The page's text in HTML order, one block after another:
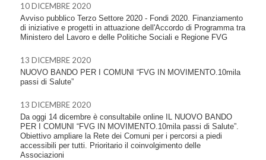
10 DICEMBRE 2020
Avviso pubblico Terzo Settore 2020 - Fondi 2020. Finanziamento
di iniziative e progetti in attuazione dell'Accordo di Programma tra
Ministero del Lavoro e delle Politiche Sociali e Regione FVG
13 DICEMBRE 2020
NUOVO BANDO PER I COMUNI “FVG IN MOVIMENTO.10mila
passi di Salute”
13 DICEMBRE 2020
Da oggi 14 dicembre è consultabile online IL NUOVO BANDO
PER I COMUNI “FVG IN MOVIMENTO.10mila passi di Salute”.
Obiettivo ampliare la Rete dei Comuni per i percorsi a piedi
accessibili per tutti. Prioritario il coinvolgimento delle
Associazioni